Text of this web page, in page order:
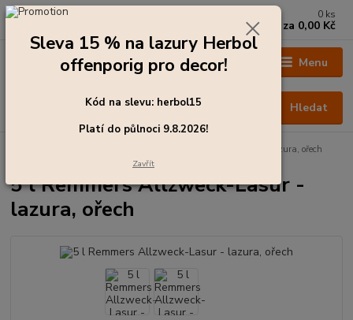
Menu
Hledat
+420 273 136 255
0 ks
za 0,00 Kč
5 l Remmers Allzweck-Lasur - lazura, ořech
5 l Remmers Allzweck-Lasur -
lazura, ořech
Sleva 15 % na lazury Herbol
offenporig pro decor!
Kód na slevu: herbol15
Platí do půlnoci 9.8.2026!
Zavřít